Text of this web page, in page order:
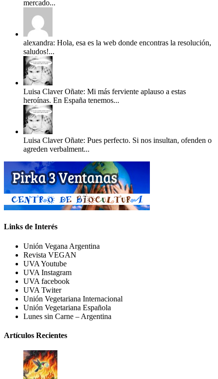
mercado...
alexandra: Hola, esa es la web donde encontras la resolución,
saludos!...
Luisa Claver Oñate: Mi más ferviente aplauso a estas
heroínas. En España tenemos...
Luisa Claver Oñate: Pues perfecto. Si nos insultan, ofenden o
agreden verbalment...
Links de Interés
Unión Vegana Argentina
Revista VEGAN
UVA Youtube
UVA Instagram
UVA facebook
UVA Twiter
Unión Vegetariana Internacional
Unión Vegetariana Española
Lunes sin Carne – Argentina
Artículos Recientes